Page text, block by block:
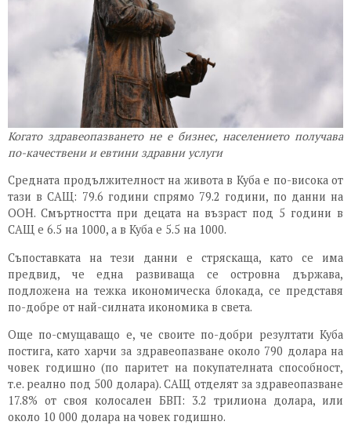
Когато здравеопазването не е бизнес, населението получава
по-качествени и евтини здравни услуги
Средната продължителност на живота в Куба е по-висока от
тази в САЩ: 79.6 години спрямо 79.2 години, по данни на
ООН. Смъртността при децата на възраст под 5 години в
САЩ е 6.5 на 1000, а в Куба е 5.5 на 1000.
Съпоставката на тези данни е стряскаща, като се има
предвид, че една развиваща се островна държава,
подложена на тежка икономическа блокада, се представя
по-добре от най-силната икономика в света.
Още по-смущаващо е, че своите по-добри резултати Куба
постига, като харчи за здравеопазване около 790 долара на
човек годишно (по паритет на покупателната способност,
т.е. реално под 500 долара). САЩ отделят за здравеопазване
17.8% от своя колосален БВП: 3.2 трилиона долара, или
около 10 000 долара на човек годишно.